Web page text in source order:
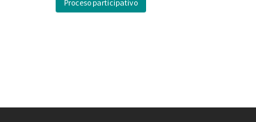
Proceso participativo